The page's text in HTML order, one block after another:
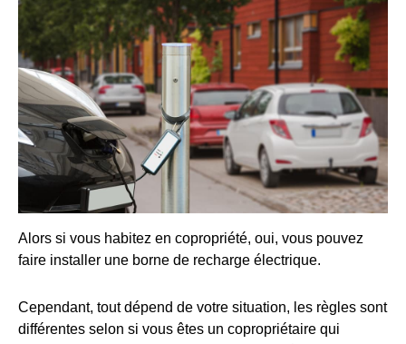
Alors si vous habitez en copropriété, oui, vous pouvez
faire installer une borne de recharge électrique.
Cependant, tout dépend de votre situation, les règles sont
différentes selon si vous êtes un copropriétaire qui